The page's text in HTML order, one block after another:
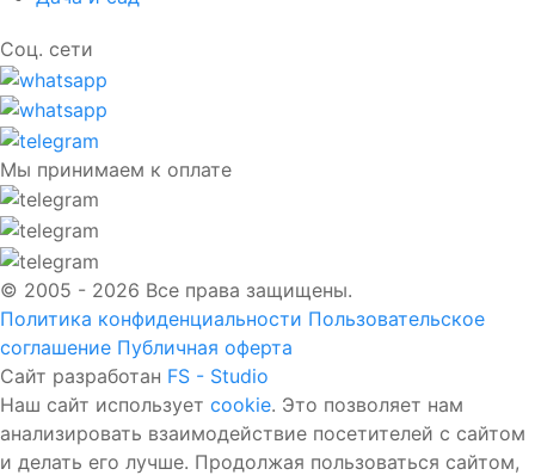
Соц. сети
Мы принимаем к оплате
© 2005 - 2026 Все права защищены.
Политика конфиденциальности Пользовательское
соглашение Публичная оферта
Сайт разработан FS - Studio
Наш сайт использует cookie. Это позволяет нам
анализировать взаимодействие посетителей с сайтом
и делать его лучше. Продолжая пользоваться сайтом,